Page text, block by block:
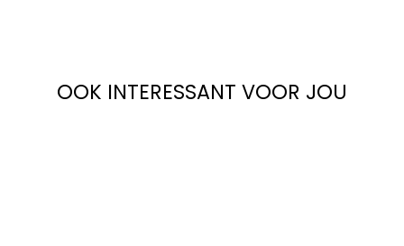
OOK INTERESSANT VOOR JOU